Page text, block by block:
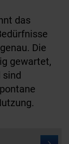
das
Die
gewartet,
sind